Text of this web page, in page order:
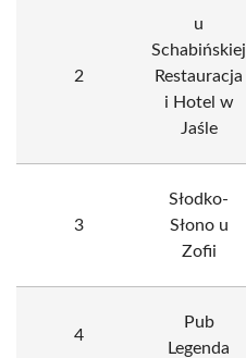
2
u
Schabińskiej
Restauracja
i Hotel w
Jaśle
3
Słodko-
Słono u
Zofii
4
Pub
Legenda